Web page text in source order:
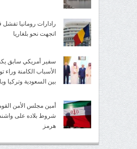
رادارات رومانيا
اتجهت نحو بلغاريا
الأسباب الكامنة وراء
بين السعودية وتركيا
أمين مجلس الأمن
شروط بلاده على
هرمز